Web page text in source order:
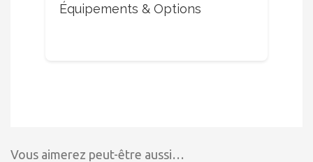
Équipements & Options
Vous aimerez peut-être aussi…